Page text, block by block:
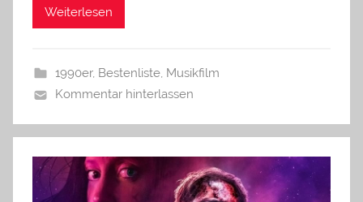
Weiterlesen
1990er, Bestenliste, Musikfilm
Kommentar hinterlassen